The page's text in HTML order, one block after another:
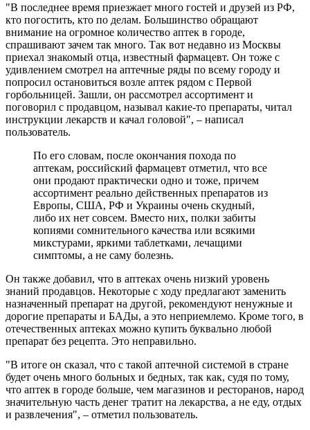
"В последнее время приезжает много гостей и друзей из РФ,
кто погостить, кто по делам. Большинство обращают
внимание на огромное количество аптек в городе,
спрашивают зачем так много. Так вот недавно из Москвы
приехал знакомый отца, известный фармацевт. Он тоже с
удивлением смотрел на аптечные ряды по всему городу и
попросил остановиться возле аптек рядом с Первой
горбольницей. Зашли, он рассмотрел ассортимент и
поговорил с продавцом, называл какие-то препараты, читал
инструкции лекарств и качал головой", – написал
пользователь.
По его словам, после окончания похода по
аптекам, российский фармацевт отметил, что все
они продают практически одно и тоже, причем
ассортимент реально действенных препаратов из
Европы, США, РФ и Украины очень скудный,
либо их нет совсем. Вместо них, полки забиты
копиями сомнительного качества или всякими
микстурами, яркими таблетками, лечащими
симптомы, а не саму болезнь.
Он также добавил, что в аптеках очень низкий уровень
знаний продавцов. Некоторые с ходу предлагают заменить
назначенный препарат на другой, рекомендуют ненужные и
дорогие препараты и БАДы, а это неприемлемо. Кроме того, в
отечественных аптеках можно купить буквально любой
препарат без рецепта. Это неправильно.
"В итоге он сказал, что с такой аптечной системой в стране
будет очень много больных и бедных, так как, судя по тому,
что аптек в городе больше, чем магазинов и ресторанов, народ
значительную часть денег тратит на лекарства, а не еду, отдых
и развлечения", – отметил пользователь.